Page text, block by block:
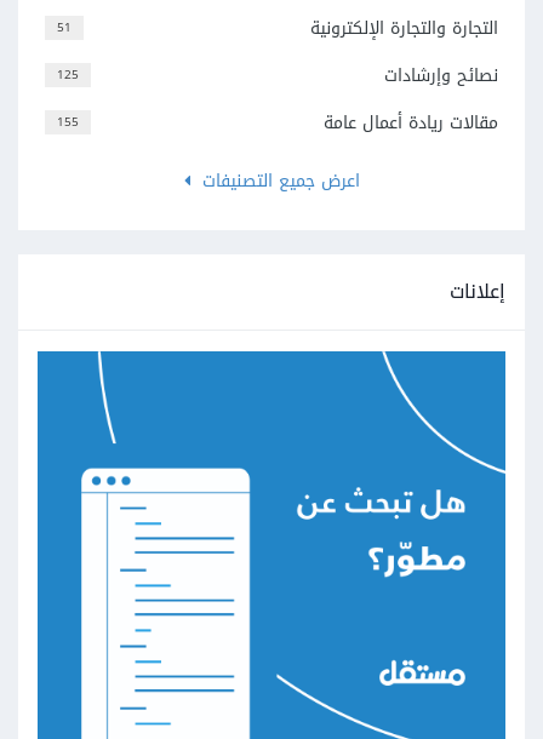
51 التجارة والتجارة الإلكترونية
125 نصائح وإرشادات
155
مقالات ريادة أعمال عامة
اعرض جميع التصنيفات
إعلانات